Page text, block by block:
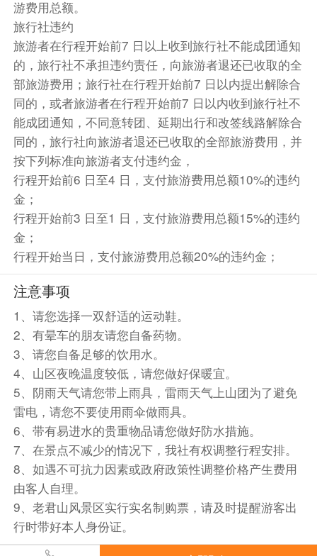
游费用总额。
旅行社违约
旅游者在行程开始前7 日以上收到旅行社不能成团通知
的，旅行社不承担违约责任，向旅游者退还已收取的全
部旅游费用；旅行社在行程开始前7 日以内提出解除合
同的，或者旅游者在行程开始前7 日以内收到旅行社不
能成团通知，不同意转团、延期出行和改签线路解除合
同的，旅行社向旅游者退还已收取的全部旅游费用，并
按下列标准向旅游者支付违约金，
行程开始前6 日至4 日，支付旅游费用总额10%的违约
金；
行程开始前3 日至1 日，支付旅游费用总额15%的违约
金；
行程开始当日，支付旅游费用总额20%的违约金；
注意事项
1、请您选择一双舒适的运动鞋。
2、有晕车的朋友请您自备药物。
3、请您自备足够的饮用水。
4、山区夜晚温度较低，请您做好保暖宜。
5、阴雨天气请您带上雨具，雷雨天气上山团为了避免
雷电，请您不要使用雨伞做雨具。
6、带有易进水的贵重物品请您做好防水措施。
7、在景点不减少的情况下，我社有权调整行程安排。
8、如遇不可抗力因素或政府政策性调整价格产生费用
由客人自理。
9、老君山风景区实行实名制购票，请及时提醒游客出
行时带好本人身份证。